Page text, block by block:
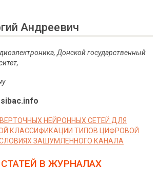
Андреевич
Донской государственный
НЕЙРОННЫХ СЕТЕЙ ДЛЯ
КЛАССИФИКАЦИИ ТИПОВ ЦИФРОВОЙ
ЗАШУМЛЕННОГО КАНАЛА
В ЖУРНАЛАХ